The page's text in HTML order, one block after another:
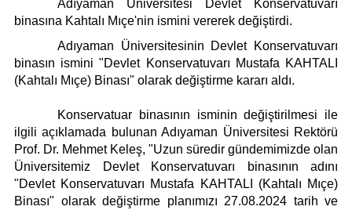
İletişim
Adıyaman Üniversitesi Devlet Konservatuvarı
binasına Kahtalı Mıçe'nin ismini vererek değiştirdi.
Adıyaman Üniversitesinin Devlet Konservatuvarı
binasın ismini "Devlet Konservatuvarı Mustafa KAHTALI
(Kahtalı Mıçe) Binası" olarak değiştirme kararı aldı.
Konservatuar binasının isminin değiştirilmesi ile
ilgili açıklamada bulunan Adıyaman Üniversitesi Rektörü
Prof. Dr. Mehmet Keleş, "Uzun süredir gündemimizde olan
Üniversitemiz Devlet Konservatuvarı binasının adını
"Devlet Konservatuvarı Mustafa KAHTALI (Kahtalı Mıçe)
Binası" olarak değiştirme planımızı 27.08.2024 tarih ve